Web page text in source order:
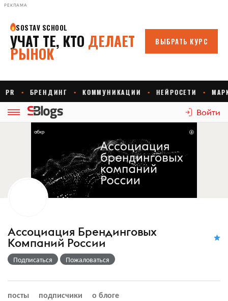
РЕКЛАМА
Войти
Ассоциация Брендинговых
Компаний России
Подписаться Пожаловаться
посты подписчики о блоге